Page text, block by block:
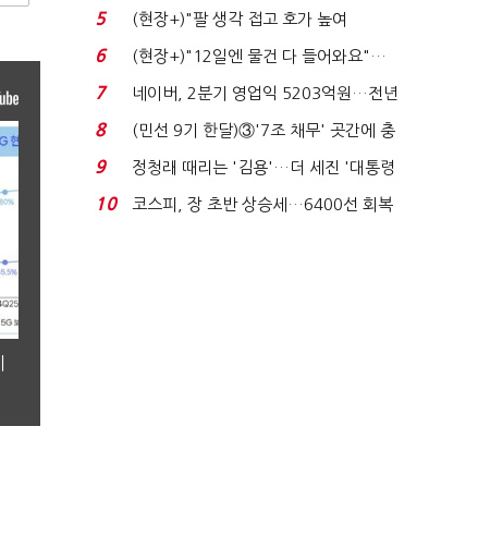
처분' 기준은 ...
5
(현장+)"팔 생각 접고 호가 높여
요"…'덜 똘똘한 한 채' 20...
6
(현장+)"12일엔 물건 다 들어와요"…
빈 매대 채우며 문 연 ...
7
네이버, 2분기 영업익 5203억원…전년
비 0.2% 감소...
8
(민선 9기 한달)③'7조 채무' 곳간에 충
격…추미애, 20년...
9
정청래 때리는 '김용'…더 세진 '대통령
최측근' 입...
10
코스피, 장 초반 상승세…6400선 회복